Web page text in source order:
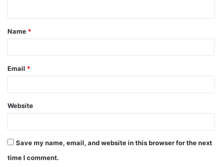
Name *
Email *
Website
Save my name, email, and website in this browser for the next
time I comment.